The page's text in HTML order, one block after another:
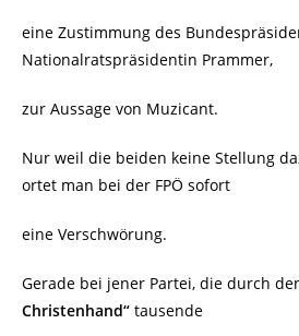
eine Zustimmung des
Nationalratspräsidentin Prammer,
zur Aussage von Muzicant.
Nur weil die beiden keine Stellung
ortet man bei der FPÖ sofort
eine Verschwörung.
Gerade bei jener Partei, die durch
Christenhand“ tausende